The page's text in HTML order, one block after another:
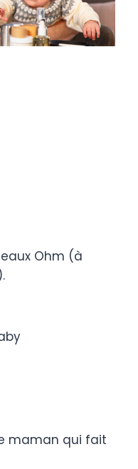
Ohm (à
maman qui fait